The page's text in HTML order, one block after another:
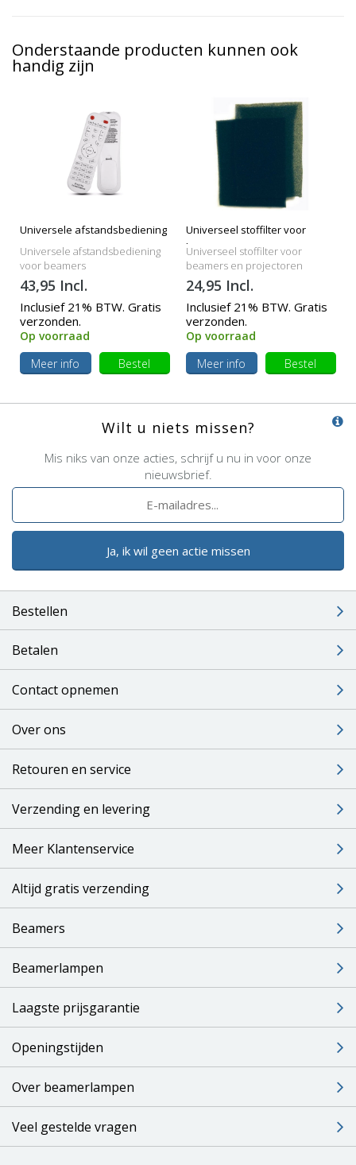
Onderstaande producten kunnen ook
handig zijn
Universele afstandsbediening
Universele afstandsbediening
voor beamers
43,95 Incl.
Inclusief 21% BTW. Gratis
verzonden.
Op voorraad
Meer info
Bestel
Universeel stoffilter voor
beamers
Universeel stoffilter voor
beamers en projectoren
24,95 Incl.
Inclusief 21% BTW. Gratis
verzonden.
Op voorraad
Meer info
Bestel
Wilt u niets missen?
Mis niks van onze acties, schrijf u nu in voor onze
nieuwsbrief.
Ja, ik wil geen actie missen
Bestellen
Betalen
Contact opnemen
Over ons
Retouren en service
Verzending en levering
Meer Klantenservice
Altijd gratis verzending
Beamers
Beamerlampen
Laagste prijsgarantie
Openingstijden
Over beamerlampen
Veel gestelde vragen